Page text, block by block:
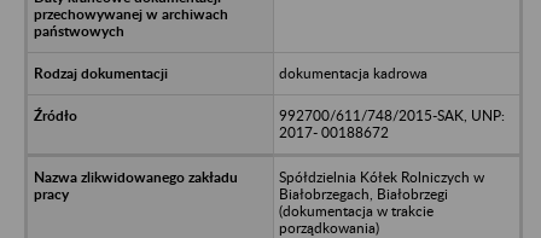
dokumentacja kadrowa
992700/611/748/2015-SAK, UNP:
2017- 00188672
Spółdzielnia Kółek Rolniczych w
Białobrzegach, Białobrzegi
(dokumentacja w trakcie
porządkowania)